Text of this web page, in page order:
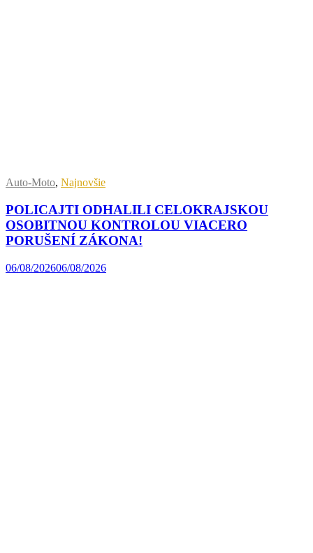
Auto-Moto, Najnovšie
POLICAJTI ODHALILI CELOKRAJSKOU
OSOBITNOU KONTROLOU VIACERO
PORUŠENÍ ZÁKONA!
06/08/202606/08/2026